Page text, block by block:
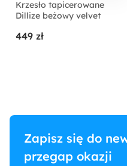
Krzesło tapicerowane
Dillize beżowy velvet
449 zł
Zapisz się do
przegap okazji